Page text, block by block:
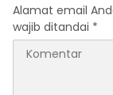
Alamat email
wajib ditandai *